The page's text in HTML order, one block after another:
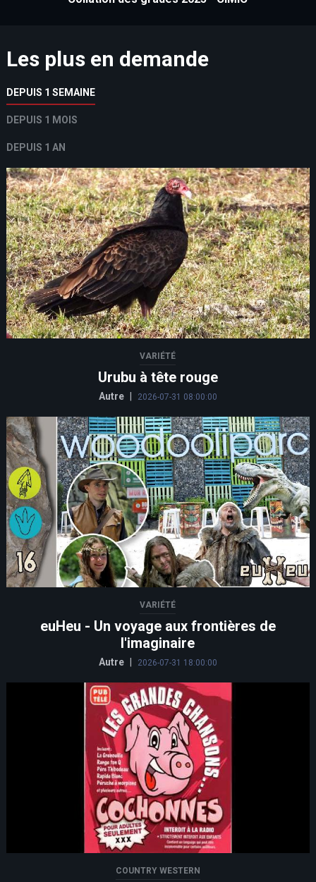
Les plus en demande
DEPUIS 1 SEMAINE
DEPUIS 1 MOIS
DEPUIS 1 AN
VARIÉTÉ
Urubu à tête rouge
Autre 2026-07-31 08:00:00
VARIÉTÉ
euHeu - Un voyage aux frontières de
l'imaginaire
Autre 2026-07-31 18:00:00
COUNTRY WESTERN